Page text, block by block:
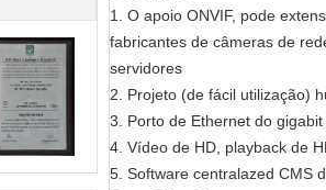
1. O apoio ONVIF, pode
fabricantes de câmeras de
servidores
2. Projeto (de fácil utilização)
3. Porto de Ethernet do
4. Vídeo de HD, playback de
5. Software centralazed CMS